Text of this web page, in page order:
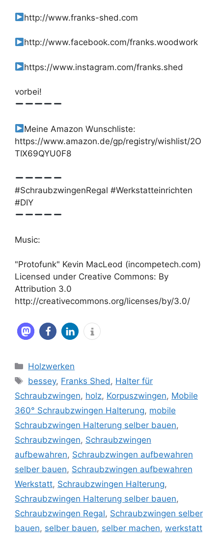
http://www.franks-shed.com
http://www.facebook.com/franks.woodwork
https://www.instagram.com/franks.shed
vorbei!
Meine Amazon Wunschliste:
https://www.amazon.de/gp/registry/wishlist/2O
TIX69QYU0F8
#SchraubzwingenRegal #Werkstatteinrichten
#DIY
Music:
"Protofunk" Kevin MacLeod (incompetech.com)
Licensed under Creative Commons: By
Attribution 3.0
http://creativecommons.org/licenses/by/3.0/
Kategorien
Holzwerken
Schlagwörter
bessey, Franks Shed , Halter für
Schraubzwingen, holz, Korpuszwingen, Mobile
360° Schraubzwingen Halterung, mobile
Schraubzwingen Halterung selber bauen,
Schraubzwingen, Schraubzwingen
aufbewahren, Schraubzwingen aufbewahren
selber bauen, Schraubzwingen aufbewahren
Werkstatt, Schraubzwingen Halterung,
Schraubzwingen Halterung selber bauen,
Schraubzwingen Regal, Schraubzwingen selber
bauen, selber bauen, selber machen, werkstatt